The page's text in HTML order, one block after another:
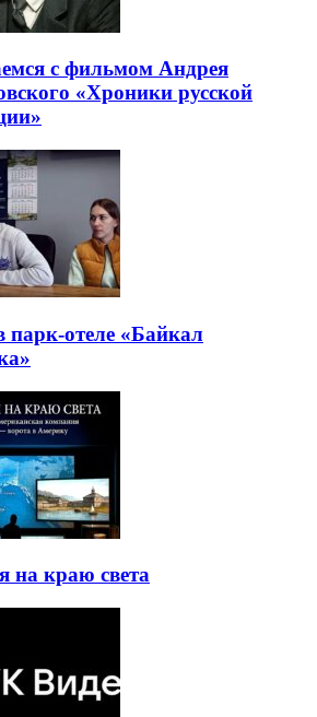
с фильмом Андрея
«Хроники русской
отеле «Байкал
на краю света